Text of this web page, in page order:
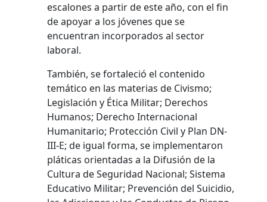
escalones a partir de este año, con el fin
de apoyar a los jóvenes que se
encuentran incorporados al sector
laboral.
También, se fortaleció el contenido
temático en las materias de Civismo;
Legislación y Ética Militar; Derechos
Humanos; Derecho Internacional
Humanitario; Protección Civil y Plan DN-
III-E; de igual forma, se implementaron
pláticas orientadas a la Difusión de la
Cultura de Seguridad Nacional; Sistema
Educativo Militar; Prevención del Suicidio,